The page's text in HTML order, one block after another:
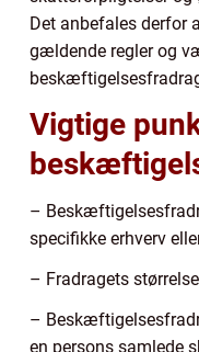
Det anbefales derfor
gældende regler og
Vigtige
–
specifikke erhverv
– Fradragets
–
en persons samlede